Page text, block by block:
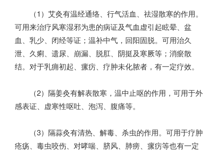
（1）艾灸有温经通络、行气活血、祛湿散寒的作用。
可用来治疗风寒湿邪为患的病证及气血虚引起眩晕、盆
血、乳少、闭经等证；温补中气，回阳固脱。可用治久
泄、久痢、遗尿、崩漏、脱肛、阴挺及寒厥等；消瘀散
结。对于乳痈初起、瘰疠、疗肿未化脓者，有一定疗效。
（2）隔姜灸有解表散寒，温中止呕的作用，可用于外
感表证、虚寒性呕吐、泡泻、腹痛等。
（3）隔蒜灸有清热、解毒、杀虫的作用。可用于疗肿
疮疡、毒虫咬伤、对哮喘、脐风、肺痨、瘰疠等也有一定